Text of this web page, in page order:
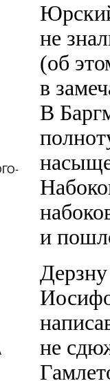
не
(об
в
В
и
не